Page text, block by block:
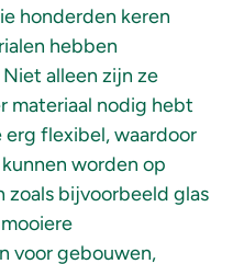
honderden keren
hebben
alleen zijn ze
materiaal nodig hebt
erg flexibel, waardoor
worden op
bijvoorbeeld glas
voor gebouwen,